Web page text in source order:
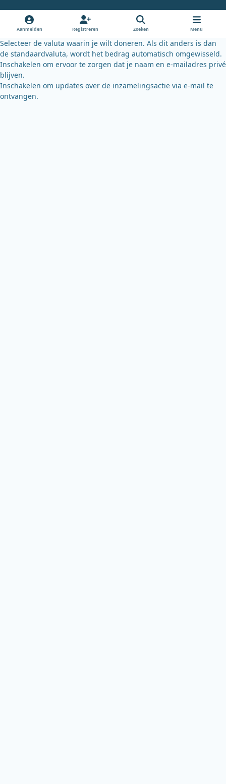
k
k
y
Aanmelden Registreren Zoeken Menu
Selecteer de valuta waarin je wilt doneren. Als dit anders is dan
de standaardvaluta, wordt het bedrag automatisch omgewisseld.
Inschakelen om ervoor te zorgen dat je naam en e-mailadres privé
blijven.
Inschakelen om updates over de inzamelingsactie via e-mail te
ontvangen.